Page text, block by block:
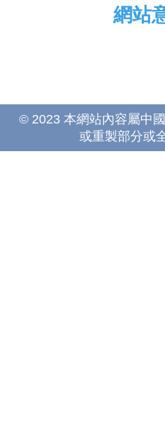
網站
© 2023 本網站內容屬中
或重製部分或